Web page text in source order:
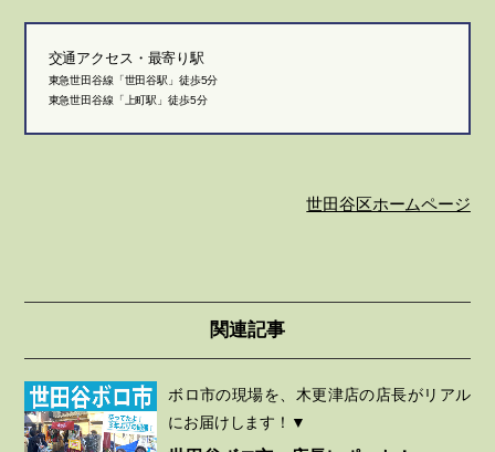
交通アクセス・最寄り駅
東急世田谷線「世田谷駅」徒歩5分
東急世田谷線「上町駅」徒歩5分
世田谷区ホームページ
関連記事
ボロ市の現場を、木更津店の店長がリアル
にお届けします！▼